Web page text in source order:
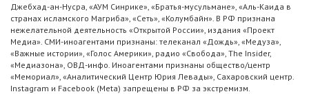
Джебхад-ан-Нусра, «АУМ Синрике», «Братья-мусульмане», «Аль-Каида в
странах исламского Магриба», «Сеть», «Колумбайн». В РФ признана
нежелательной деятельность «Открытой России», издания «Проект
Медиа». СМИ-иноагентами признаны: телеканал «Дождь», «Медуза»,
«Важные истории», «Голос Америки», радио «Свобода», The Insider,
«Медиазона», ОВД-инфо. Иноагентами признаны общество/центр
«Мемориал», «Аналитический Центр Юрия Левады», Сахаровский центр.
Instagram и Facebook (Metа) запрещены в РФ за экстремизм.